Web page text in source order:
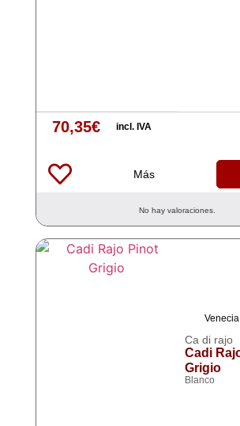
70,35€ incl. IVA
Más
No hay valoraciones.
Venecia
Ca di rajo
Cadi
Grigio
Blanco